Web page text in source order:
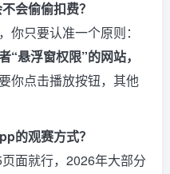
会偷偷扣费？
只要认准一个原则：
“悬浮窗权限”的网站，
你点击播放按钮，其他
的观赛方式？
面就行，2026年大部分